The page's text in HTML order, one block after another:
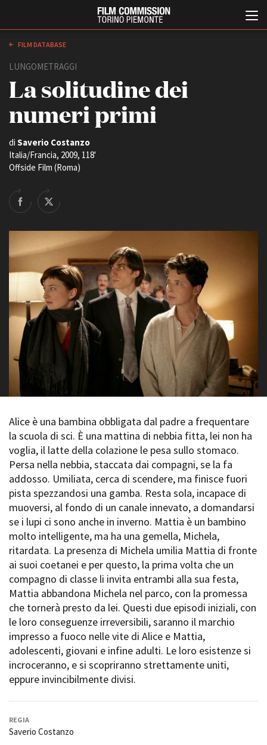
ABOUT
Chi siamo
Contatti
La sede
Rete regionale
Bilancio sociale
Amministrazione
trasparente
Bandi e gare
Sostenibilità ambientale
SERVIZI
Servizi generali
Spazi nella sede FCTP
Sala Casting
Sala Paolo Tenna
FILM FUNDS
Piemonte Film Tv Fund
Piemonte Film Tv
Development Fund
Piemonte Doc Film Fund
Short Film Fund
PRODUCTION GUIDE
Società di produzione
Strutture di servizio
Professionisti
Attrici-Attori
Beginners
LOCATION GUIDE
FILM DATABASE
BOOK DATABASE
Production Days
Guarda che storia!
La Grazia - Immagini e
location della Torino di Paolo
Sorrentino
Open Day
Ciak in TOur!
FESTIVAL, MARKETS,
AWARDS
International Film Festival
Rotterdam
Filmfestspiele Berlin
Festival de Cannes
Biografilm Festival - Bio to B
Industry Days
Locarno Film Festival
Mostra Internazionale d’Arte
Cinematografica Venezia
Toronto International Film
Festival
Festa del Cinema di Roma
Torino Film Festival
David di Donatello
Nastri d’Argento
Premio Solinas
STRUMENTI
Location - Accedi al tuo
profilo
Location - Nuovo utente
Newsletter
Stage - Tirocini - Scuola e
FILM DATABASE
LUNGOMETRAGGI
La solitudine dei
numeri primi
di Saverio Costanzo
Italia/Francia, 2009, 118'
Offside Film (Roma)
Alice è una bambina obbligata dal padre a frequentare
la scuola di sci. È una mattina di nebbia fitta, lei non ha
voglia, il latte della colazione le pesa sullo stomaco.
Persa nella nebbia, staccata dai compagni, se la fa
addosso. Umiliata, cerca di scendere, ma finisce fuori
pista spezzandosi una gamba. Resta sola, incapace di
muoversi, al fondo di un canale innevato, a domandarsi
se i lupi ci sono anche in inverno. Mattia è un bambino
molto intelligente, ma ha una gemella, Michela,
ritardata. La presenza di Michela umilia Mattia di fronte
ai suoi coetanei e per questo, la prima volta che un
compagno di classe li invita entrambi alla sua festa,
Mattia abbandona Michela nel parco, con la promessa
che tornerà presto da lei. Questi due episodi iniziali, con
le loro conseguenze irreversibili, saranno il marchio
impresso a fuoco nelle vite di Alice e Mattia,
adolescenti, giovani e infine adulti. Le loro esistenze si
incroceranno, e si scopriranno strettamente uniti,
eppure invincibilmente divisi.
REGIA
Saverio Costanzo